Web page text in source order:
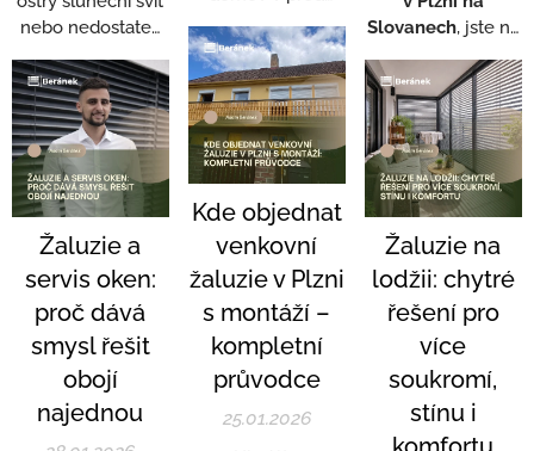
nebo nedostatek
Venkovní žaluzie
představují
osvědčený
způsob, jak tyto
problémy vyřešit
jedním tahem – a
navíc vám
pomohou výrazně
snížit výdaje za
klimatizaci.
zvědavými
pohledy?
Venkovní žaluzie
jsou praktickým a
oblíbeným
řešením, které
přináší nejen
komfort, ale i
dlouhodobou
úsporu energie.
Slovanech, jste na
ŽALUZIE
BERÁNEK je
plzeňská firmas
dlouholetými
zkušenostmi v
oblasti stínící
techniky. Od roku
2020 pomáháme
lidem žít a
pracovat v
prostředí, které je
pohodlné, funkční
a zároveň
esteticky příjemné
Žaluzie a
servis oken:
proč dává
smysl řešit
obojí
najednou
Kde objednat
venkovní
žaluzie v Plzni
s montáží –
kompletní
průvodce
25.01.2026
Žaluzie na
lodžii: chytré
řešení pro
více
soukromí,
stínu i